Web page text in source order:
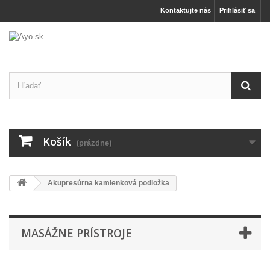
Prihlásiť sa
Kontaktujte nás
Košík (prázdne)
Akupresúrna kamienková podložka
MASÁŽNE PRÍSTROJE